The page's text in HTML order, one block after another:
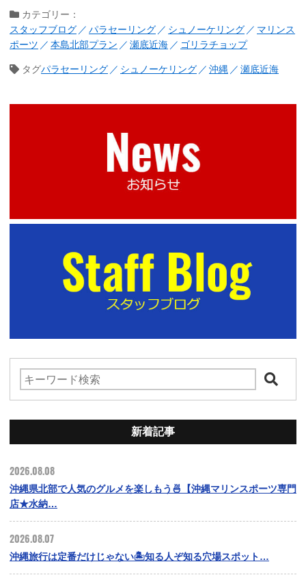
カテゴリー：
スタッフブログ
パラセーリング シュノーケリング
マリンス
ポーツ
本島北部プラン 瀬底近海 ゴリラチョップ
タグパラセーリング シュノーケリング 沖縄 瀬底近海
新着記事
2026.08.08
沖縄県北部で人気のグルメを楽しもう🍜【沖縄マリンスポーツ専門
店★水納…
2026.08.07
沖縄旅行は定番だけじゃない🏝️知る人ぞ知る穴場スポット…